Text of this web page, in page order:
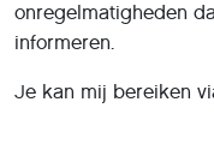
onregelmatigheden
informeren.
Je kan mij bereiken